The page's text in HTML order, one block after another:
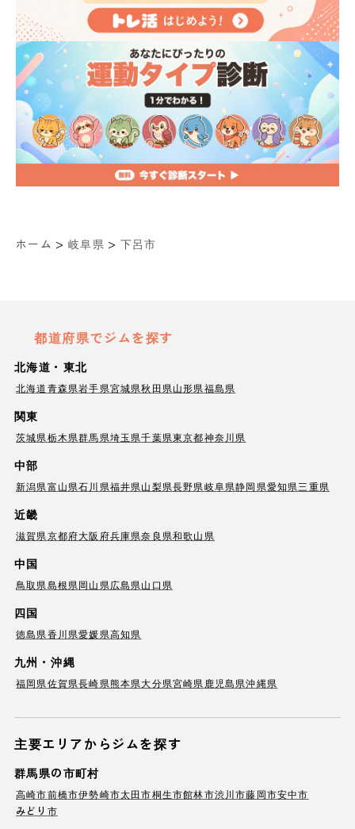
ホーム > 岐阜県 > 下呂市
都道府県でジムを探す
北海道・東北
北海道青森県岩手県宮城県秋田県山形県福島県
関東
茨城県栃木県群馬県埼玉県千葉県東京都神奈川県
中部
新潟県富山県石川県福井県山梨県長野県岐阜県静岡県愛知県三重県
近畿
滋賀県京都府大阪府兵庫県奈良県和歌山県
中国
鳥取県島根県岡山県広島県山口県
四国
徳島県香川県愛媛県高知県
九州・沖縄
福岡県佐賀県長崎県熊本県大分県宮崎県 鹿児島県沖縄県
主要エリアからジムを探す
群馬県の市町村
高崎市前橋市伊勢崎市太田市桐生市館林市渋川市藤岡市安中市
みどり市